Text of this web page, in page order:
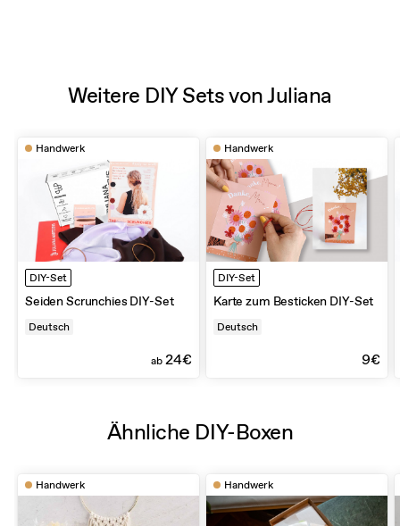
Weitere DIY Sets von Juliana
Handwerk
DIY-Set
Seiden Scrunchies DIY-Set
Deutsch
ab24€
Handwerk
DIY-Set
Karte zum Besticken DIY-Set
Deutsch
9€
Ähnliche DIY-Boxen
Handwerk Handwerk